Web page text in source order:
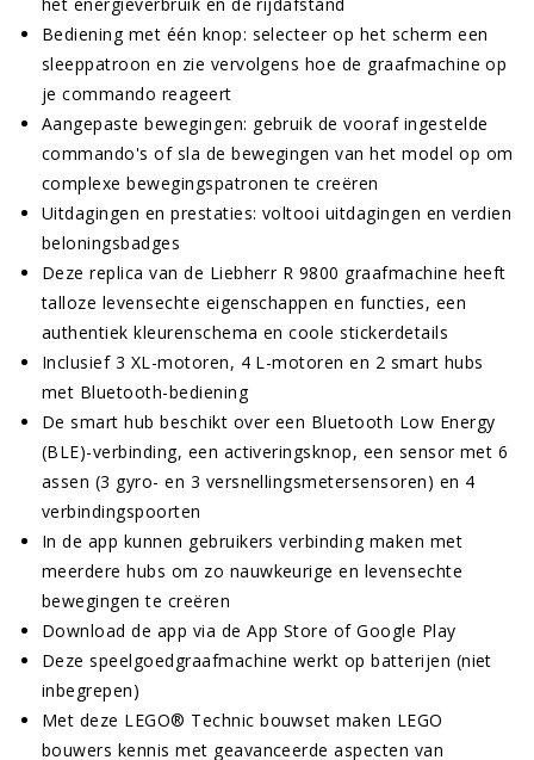
Bediening met één knop: selecteer op het scherm een
sleeppatroon en zie vervolgens hoe de graafmachine op
je commando reageert
Aangepaste bewegingen: gebruik de vooraf ingestelde
commando's of sla de bewegingen van het model op om
complexe bewegingspatronen te creëren
Uitdagingen en prestaties: voltooi uitdagingen en verdien
beloningsbadges
Deze replica van de Liebherr R 9800 graafmachine heeft
talloze levensechte eigenschappen en functies, een
authentiek kleurenschema en coole stickerdetails
Inclusief 3 XL-motoren, 4 L-motoren en 2 smart hubs
met Bluetooth-bediening
De smart hub beschikt over een Bluetooth Low Energy
(BLE)-verbinding, een activeringsknop, een sensor met 6
assen (3 gyro- en 3 versnellingsmetersensoren) en 4
verbindingspoorten
In de app kunnen gebruikers verbinding maken met
meerdere hubs om zo nauwkeurige en levensechte
bewegingen te creëren
Download de app via de App Store of Google Play
Deze speelgoedgraafmachine werkt op batterijen (niet
inbegrepen)
Met deze LEGO® Technic bouwset maken LEGO
bouwers kennis met geavanceerde aspecten van